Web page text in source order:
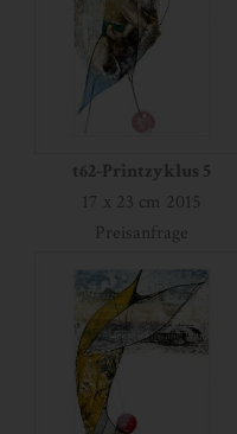
t62-Printzyklus 5
17 x 23 cm 2015
Preisanfrage